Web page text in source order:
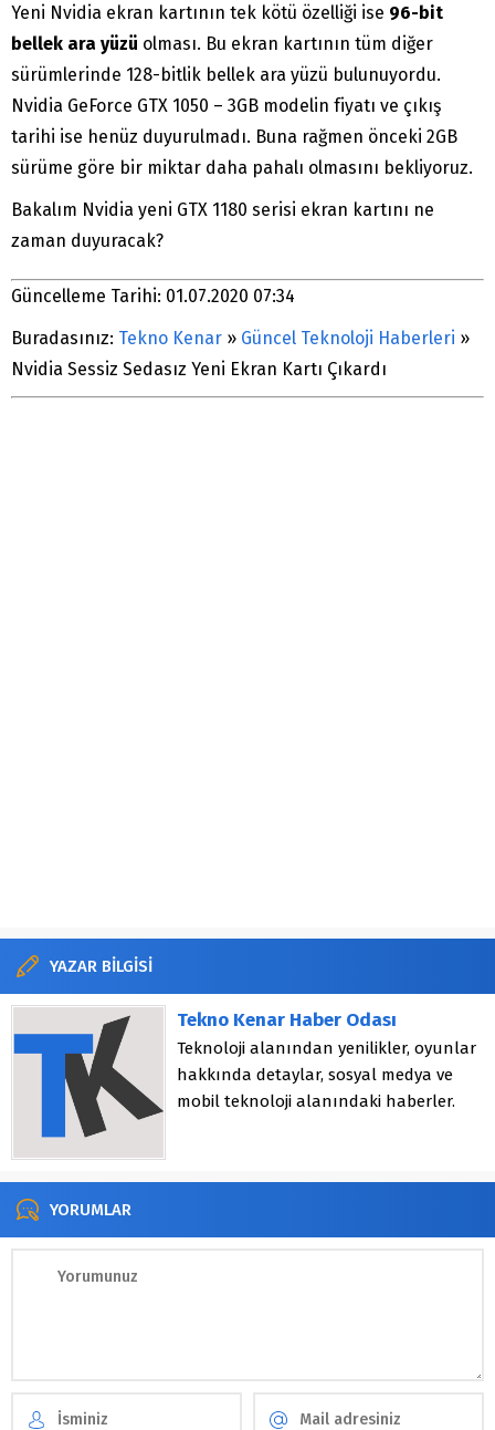
Yeni Nvidia ekran kartının tek kötü özelliği ise 96-bit
bellek ara yüzü olması. Bu ekran kartının tüm diğer
sürümlerinde 128-bitlik bellek ara yüzü bulunuyordu.
Nvidia GeForce GTX 1050 – 3GB modelin fiyatı ve çıkış
tarihi ise henüz duyurulmadı. Buna rağmen önceki 2GB
sürüme göre bir miktar daha pahalı olmasını bekliyoruz.
Bakalım Nvidia yeni GTX 1180 serisi ekran kartını ne
zaman duyuracak?
Güncelleme Tarihi: 01.07.2020 07:34
Buradasınız: Tekno Kenar » Güncel Teknoloji Haberleri »
Nvidia Sessiz Sedasız Yeni Ekran Kartı Çıkardı
YAZAR BİLGİSİ
Tekno Kenar Haber Odası
Teknoloji alanından yenilikler, oyunlar
hakkında detaylar, sosyal medya ve
mobil teknoloji alanındaki haberler.
YORUMLAR